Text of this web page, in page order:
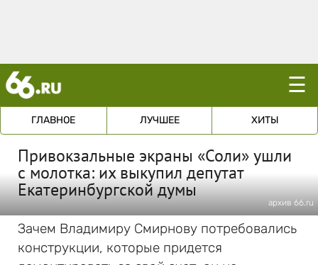
☰
ГЛАВНОЕ ЛУЧШЕЕ ХИТЫ
Привокзальные экраны «Соли» ушли
с молотка: их выкупил депутат
Екатеринбургской думы
архив 66.ru
Зачем Владимиру Смирнову потребовались
конструкции, которые придется